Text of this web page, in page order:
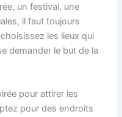
un festival, une
il faut toujours
les lieux qui
demander le but de la
pour attirer les
pour des endroits